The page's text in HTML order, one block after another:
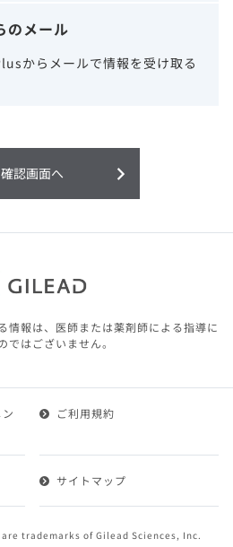
イトのコンテンツについて
、正確かつ最新の情報を提
をしておりますが、正確
性、有用性、ご利用になら
たは利用できなかったことよ
ついては一切の責任を負いか
その製品またはその製品の
報は、医師その他医療関係者
ドバイスやサービスを提供す
せん。本サイトに表示され
決して、医師その他医療関係
の方で、本サービスの利用規約
ギリアドがこれを承認した方を
のメール
からメールで情報を受け取る
確認画面へ
情報は、医師または薬剤師による指導に
ではございません。
trademarks of Gilead Sciences, Inc.
ご利用規約
サイトマップ